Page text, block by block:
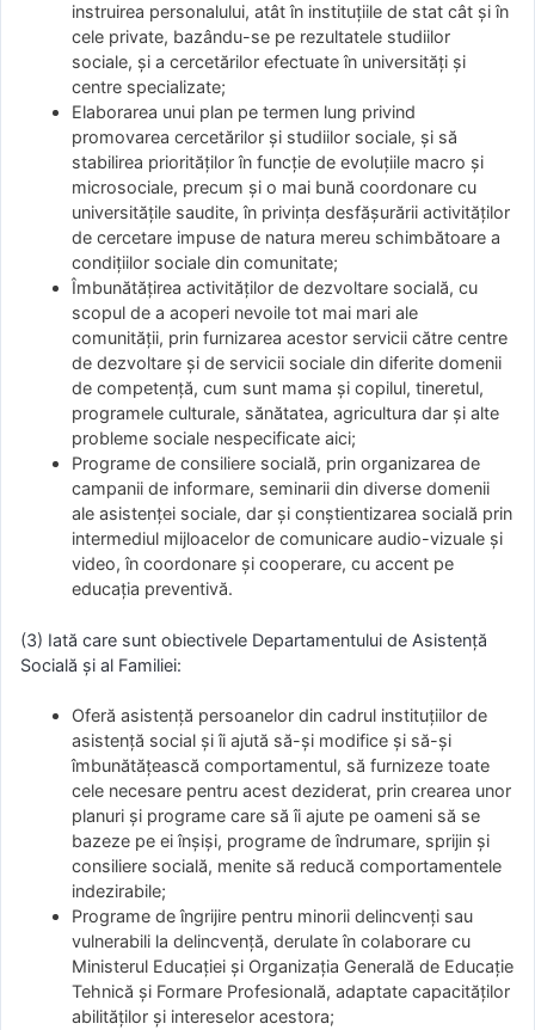
instruirea personalului, atât în instituțiile de stat cât și în
cele private, bazându-se pe rezultatele studiilor
sociale, și a cercetărilor efectuate în universități și
centre specializate;
Elaborarea unui plan pe termen lung privind
promovarea cercetărilor și studiilor sociale, și să
stabilirea priorităților în funcție de evoluțiile macro și
microsociale, precum și o mai bună coordonare cu
universitățile saudite, în privința desfășurării activităților
de cercetare impuse de natura mereu schimbătoare a
condițiilor sociale din comunitate;
Îmbunătățirea activităților de dezvoltare socială, cu
scopul de a acoperi nevoile tot mai mari ale
comunității, prin furnizarea acestor servicii către centre
de dezvoltare și de servicii sociale din diferite domenii
de competență, cum sunt mama și copilul, tineretul,
programele culturale, sănătatea, agricultura dar și alte
probleme sociale nespecificate aici;
Programe de consiliere socială, prin organizarea de
campanii de informare, seminarii din diverse domenii
ale asistenței sociale, dar și conștientizarea socială prin
intermediul mijloacelor de comunicare audio-vizuale și
video, în coordonare și cooperare, cu accent pe
educația preventivă.
(3) Iată care sunt obiectivele Departamentului de Asistență
Socială și al Familiei:
Oferă asistență persoanelor din cadrul instituțiilor de
asistență social și îi ajută să-și modifice și să-și
îmbunătățească comportamentul, să furnizeze toate
cele necesare pentru acest deziderat, prin crearea unor
planuri și programe care să îi ajute pe oameni să se
bazeze pe ei înșiși, programe de îndrumare, sprijin și
consiliere socială, menite să reducă comportamentele
indezirabile;
Programe de îngrijire pentru minorii delincvenți sau
vulnerabili la delincvență, derulate în colaborare cu
Ministerul Educației și Organizația Generală de Educație
Tehnică și Formare Profesională, adaptate capacităților
abilităților și intereselor acestora;